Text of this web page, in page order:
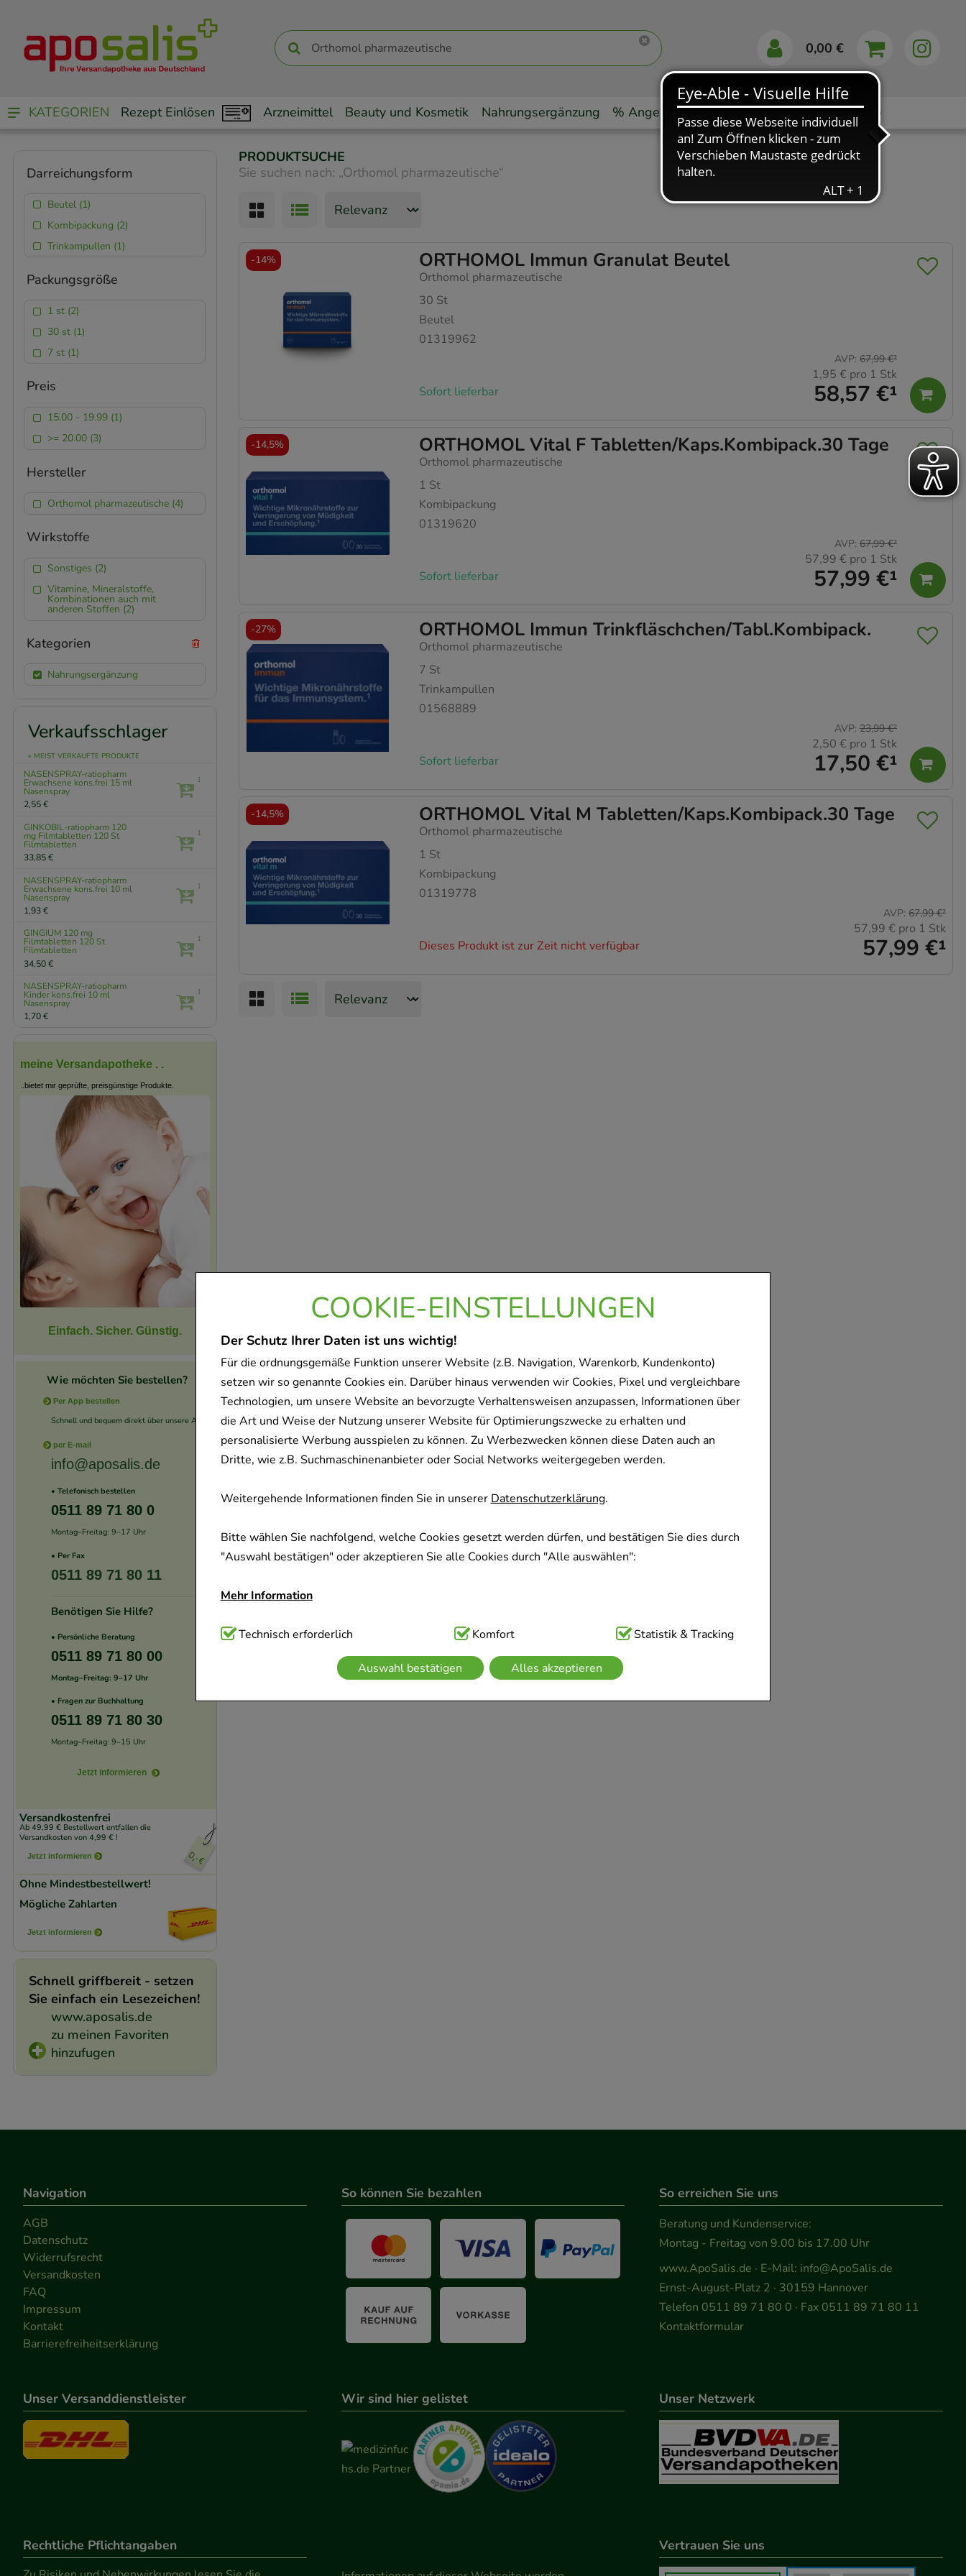
COOKIE-EINSTELLUNGEN
Der Schutz Ihrer Daten ist uns wichtig!
Für die ordnungsgemäße Funktion unserer Website (z.B. Navigation, Warenkorb, Kundenkonto)
setzen wir so genannte Cookies ein. Darüber hinaus verwenden wir Cookies, Pixel und vergleichbare
Technologien, um unsere Website an bevorzugte Verhaltensweisen anzupassen, Informationen über
die Art und Weise der Nutzung unserer Website für Optimierungszwecke zu erhalten und
personalisierte Werbung ausspielen zu können. Zu Werbezwecken können diese Daten auch an
Dritte, wie z.B. Suchmaschinenanbieter oder Social Networks weitergegeben werden.
Weitergehende Informationen finden Sie in unsererDatenschutzerklärung.
Bitte wählen Sie nachfolgend, welche Cookies gesetzt werden dürfen, und bestätigen Sie dies durch
"Auswahl bestätigen" oder akzeptieren Sie alle Cookies durch "Alle auswählen":
Mehr Information
Technisch Notwendig:Hierbei handelt es sich um Cookies, die für die Grundfunktionen unserer
Website notwendig sind (z.B. Navigation, Warenkorb, Kundenkonto), weshalb auf diese nicht
verzichtet werden kann.
Technisch erforderlich Komfort Statistik & Tracking
Auswahl bestätigen Alles akzeptieren
0,00 €
KATEGORIEN Rezept Einlösen Arzneimittel Beauty und Kosmetik Nahrungsergänzung % Angebote Markenshops Ratgeber App
PRODUKTSUCHE
Sie suchen nach: „Orthomol pharmazeutische“
ORTHOMOL Immun Granulat Beutel
Orthomol pharmazeutische
30 St
Beutel
01319962
Sofort lieferbar 58,57 €¹
AVP: 67,99 €²
1,95 € pro 1 Stk
-14%
ORTHOMOL Vital F Tabletten/Kaps.Kombipack.30 Tage
Orthomol pharmazeutische
1 St
Kombipackung
01319620
Sofort lieferbar 57,99 €¹
AVP: 67,99 €²
57,99 € pro 1 Stk
-14,5%
ORTHOMOL Immun Trinkfläschchen/Tabl.Kombipack.
Orthomol pharmazeutische
7 St
Trinkampullen
01568889
Sofort lieferbar 17,50 €¹
AVP: 23,99 €²
2,50 € pro 1 Stk
-27%
ORTHOMOL Vital M Tabletten/Kaps.Kombipack.30 Tage
Orthomol pharmazeutische
1 St
Kombipackung
01319778
Dieses Produkt ist zur Zeit nicht verfügbar 57,99 €¹
AVP: 67,99 €²
57,99 € pro 1 Stk
-14,5%
Darreichungsform
Beutel (1)
Kombipackung (2)
Trinkampullen (1)
Packungsgröße
1 st (2)
30 st (1)
7 st (1)
Preis
15.00 - 19.99 (1)
>= 20.00 (3)
Hersteller
Orthomol pharmazeutische (4)
Wirkstoffe
Sonstiges (2)
Vitamine, Mineralstoffe,
Kombinationen auch mit
anderen Stoffen (2)
Kategorien
Nahrungsergänzung
Verkaufsschlager
» MEIST VERKAUFTE PRODUKTE
NASENSPRAY-ratiopharm
Erwachsene kons.frei 15 ml
Nasenspray
2,55 €
1
GINKOBIL-ratiopharm 120
mg Filmtabletten 120 St
Filmtabletten
33,85 €
1
NASENSPRAY-ratiopharm
Erwachsene kons.frei 10 ml
Nasenspray
1,93 €
1
GINGIUM 120 mg
Filmtabletten 120 St
Filmtabletten
34,50 €
1
NASENSPRAY-ratiopharm
Kinder kons.frei 10 ml
Nasenspray
1,70 €
1
meine Versandapotheke . .
..bietet mir geprüfte, preisgünstige Produkte.
Einfach. Sicher. Günstig.
Wie möchten Sie bestellen?
Per App bestellen
Schnell und bequem direkt über unsere App.
per E-mail
info@aposalis.de
• Telefonisch bestellen
0511 89 71 80 0
Montag–Freitag: 9–17 Uhr
• Per Fax
0511 89 71 80 11
Benötigen Sie Hilfe?
• Persönliche Beratung
0511 89 71 80 00
Montag–Freitag: 9–17 Uhr
• Fragen zur Buchhaltung
0511 89 71 80 30
Montag–Freitag: 9–15 Uhr
Jetzt informieren
Versandkostenfrei
Ab 49,99 € Bestellwert entfallen die
Versandkosten von 4,99 € !
Jetzt informieren
Ohne Mindestbestellwert!
Mögliche Zahlarten
Jetzt informieren
Schnell griffbereit - setzen
Sie einfach ein Lesezeichen!
www.aposalis.de
zu meinen Favoriten
hinzufugen
Navigation
AGB
Datenschutz
Widerrufsrecht
Versandkosten
FAQ
Impressum
Kontakt
Barrierefreiheitserklärung
So können Sie bezahlen So erreichen Sie uns
Beratung und Kundenservice:
Montag - Freitag von 9.00 bis 17.00 Uhr
www.ApoSalis.de · E-Mail: info@ApoSalis.de
Ernst-August-Platz 2 · 30159 Hannover
Telefon 0511 89 71 80 0 · Fax 0511 89 71 80 11
Kontaktformular
Unser Versanddienstleister Wir sind hier gelistet Unser Netzwerk
Rechtliche Pflichtangaben Vertrauen Sie uns